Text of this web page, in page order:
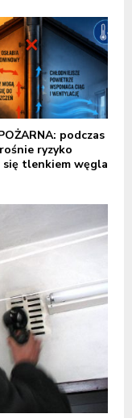
podczas
ryzyko
się tlenkiem węgla